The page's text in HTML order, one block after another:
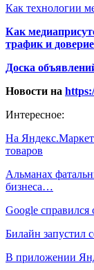
Как технологии
Как
трафик и
Доска
Новости на
Интересное:
На
товаров
Альманах
бизнеса…
Google
Билайн запустил
В приложении